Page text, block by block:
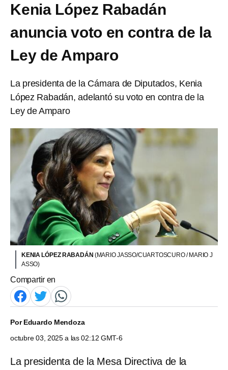
Kenia López Rabadán
anuncia voto en contra de la
Ley de Amparo
La presidenta de la Cámara de Diputados, Kenia
López Rabadán, adelantó su voto en contra de la
Ley de Amparo
KENIA LÓPEZ RABADÁN (MARIO JASSO/CUARTOSCURO / MARIO J
ASSO)
Compartir en
PorEduardo Mendoza
octubre 03, 2025 a las 02:12 GMT-6
La presidenta de la Mesa Directiva de la